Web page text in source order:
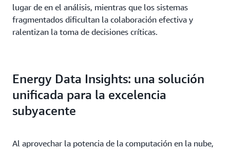
lugar de en el análisis, mientras que los sistemas
fragmentados dificultan la colaboración efectiva y
ralentizan la toma de decisiones críticas.
Energy Data Insights: una solución
unificada para la excelencia
subyacente
Al aprovechar la potencia de la computación en la nube,